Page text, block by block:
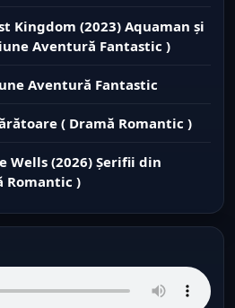
Kingdom (2023) Aquaman și
Aventură Fantastic )
Aventură Fantastic
( Dramă Romantic )
Wells (2026) Șerifii din
Romantic )